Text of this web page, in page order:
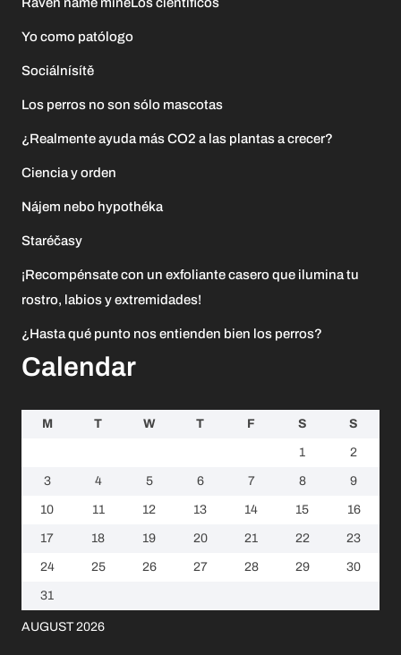
Yo como patólogo
Sociálnísítě
Los perros no son sólo mascotas
¿Realmente ayuda más CO2 a las plantas a crecer?
Ciencia y orden
Nájem nebo hypothéka
Staréčasy
¡Recompénsate con un exfoliante casero que ilumina tu
rostro, labios y extremidades!
¿Hasta qué punto nos entienden bien los perros?
Calendar
AUGUST 2026
M T W T F S S
1 2
3 4 5 6 7 8 9
10 11 12 13 14 15 16
17 18 19 20 21 22 23
24 25 26 27 28 29 30
31